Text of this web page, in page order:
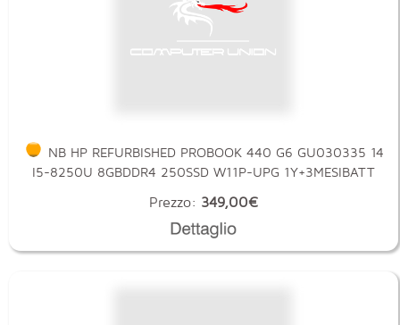
NB HP REFURBISHED PROBOOK 440 G6 GU030335 14
I5-8250U 8GBDDR4 250SSD W11P-UPG 1Y+3MESIBATT
Prezzo: 349,00€